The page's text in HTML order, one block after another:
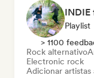
INDIE
Playlist
> 1100
Rock alternativo
Electronic rock
Adicionar artistas